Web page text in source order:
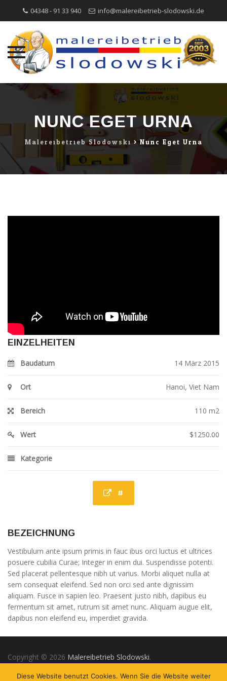
04348 - 91 33 940 info@malereibetrieb-slodowski.de
Direkt
NUNC EGET URNA
Malereibetrieb Slodowski>Nunc Eget Urna
EINZELHEITEN
Baudatum 14 März 2015
Ort Hanoi, Viet Nam
Bereich 110 m2
Wert $1250.00
Kategorie
#
BEZEICHNUNG
Vestibulum ante ipsum primis in fauc ibus orci luctus et ultrices
posuere cubilia Curae; Integer in enim dui. Suspendisse potenti.
Sed placerat pellentesque nibh ut varius. Morbi aliquet nulla at
sem consequat eleifend. Sed non orci sed ante dignissim
aliquam. Fusce in sapien leo. Praesent justo nibh, dapibus eu
fermentum sit amet, rutrum sit amet nunc. Aliquam augue elit,
dapibus non eleifend eu, imperdiet gravida.
Copyright © 2026 Malereibetrieb Slodowski.
Diese Website benutzt Cookies. Wenn Sie die Website weiter